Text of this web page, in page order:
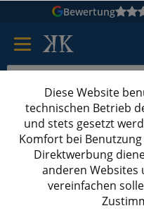
Bewertung
Kartons bedrucken
Kartons DIN A5
220x160x90 mm
Diese Website
technischen Betrieb
und stets gesetzt
Komfort bei
Direktwerbung
anderen Websites
vereinfachen